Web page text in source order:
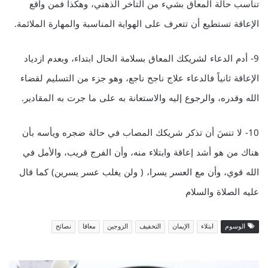
تناسب حالة المعاق بشيء من التأخر الذهني، وهكذا فمن واقع
الإعاقة تستطيع أن تتعرف على الهواية المناسبة والمهارة الملائمة.
9- أدم الدعاء لشريكك المعاق بسلامة الحال ابتداء، وبعدم ازدياد
الإعاقة ثانياً فالدعاء علاج ناجح ناجع، وهو جزء من التسليم لقضاء
الله وقدره، والرجوع إليه والاستعانة به على ما جرت به المقادير.
10- لا تنسَ أن تذكر شريكك المصاب في حالة ضجره ويأسه بأن
هناك من هو أشد إعاقة وابتلاء منه، وأن الفرج قريب، والأمل في
الله قوي، وأن مع العسر يسرا، ( ولن يغلب عسر يسرين) كما قال
عليه الصلاة والسلام
الوسوم ابتلاء الإيمان التخفيف الزوجين معاقا نصائح